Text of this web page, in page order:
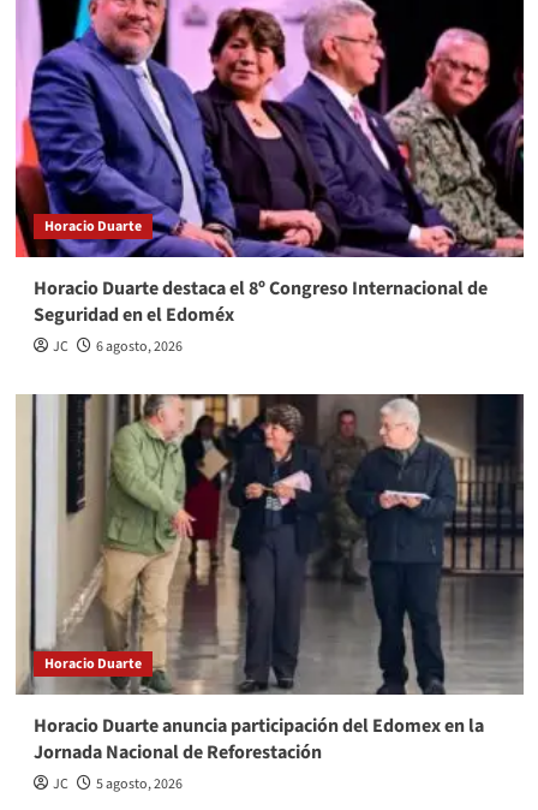
Horacio Duarte
Horacio Duarte destaca el 8º Congreso Internacional de
Seguridad en el Edoméx
JC 6 agosto, 2026
Horacio Duarte
Horacio Duarte anuncia participación del Edomex en la
Jornada Nacional de Reforestación
JC 5 agosto, 2026